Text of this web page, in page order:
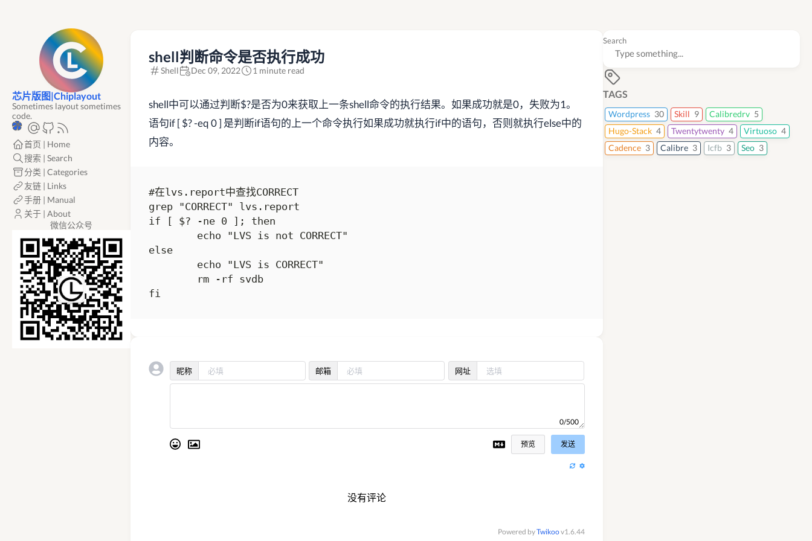
芯片版图|Chiplayout
Sometimes layout sometimes
code.
首页 | Home
搜索 | Search
分类 | Categories
友链 | Links
手册 | Manual
关于 | About
微信公众号
Search
TAGS
Wordpress 30 Skill 9 Calibredrv 5
Hugo-Stack 4 Twentytwenty 4 Virtuoso 4
Cadence 3 Calibre 3 Icfb 3 Seo 3
shell判断命令是否执行成功
Shell Dec 09, 2022 1 minute read
shell中可以通过判断$?是否为0来获取上一条shell命令的执行结果。如果成功就是0，失败为1。
语句if [ $? -eq 0 ] 是判断if语句的上一个命令执行如果成功就执行if中的语句，否则就执行else中的
内容。
#在lvs.report中查找CORRECT
grep "CORRECT" lvs.report
if [ $? -ne 0 ]; then
        echo "LVS is not CORRECT"
else
        echo "LVS is CORRECT"
        rm -rf svdb
昵称 邮箱 网址
0/500
预览 发送
没有评论
Powered byTwikoov1.6.44